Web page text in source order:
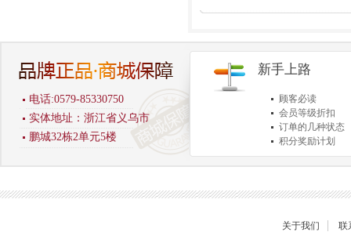
电话:0579-85330750
实体地址：浙江省义乌市
鹏城32栋2单元5楼
新手上路
顾客必读
会员等级折扣
订单的几种状态
积分奖励计划
商品退货保障
关于我们 联